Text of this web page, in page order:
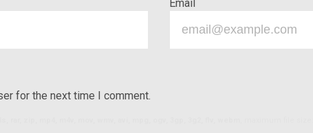
Email
for the next time I comment.